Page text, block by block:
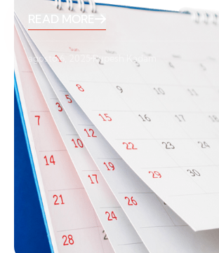
READ MORE
agosto 6, 2025 Rupesh Kadam